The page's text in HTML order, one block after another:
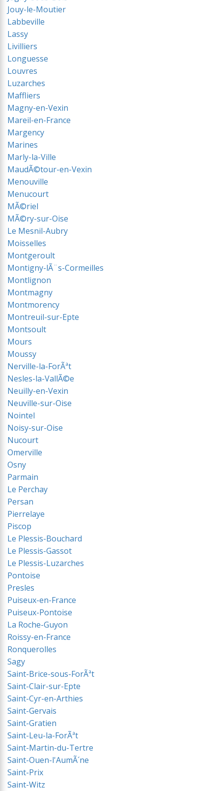
Jouy-le-Moutier
Labbeville
Lassy
Livilliers
Longuesse
Louvres
Luzarches
Maffliers
Magny-en-Vexin
Mareil-en-France
Margency
Marines
Marly-la-Ville
MaudÃ©tour-en-Vexin
Menouville
Menucourt
MÃ©riel
MÃ©ry-sur-Oise
Le Mesnil-Aubry
Moisselles
Montgeroult
Montigny-lÃ¨s-Cormeilles
Montlignon
Montmagny
Montmorency
Montreuil-sur-Epte
Montsoult
Mours
Moussy
Nerville-la-ForÃªt
Nesles-la-VallÃ©e
Neuilly-en-Vexin
Neuville-sur-Oise
Nointel
Noisy-sur-Oise
Nucourt
Omerville
Osny
Parmain
Le Perchay
Persan
Pierrelaye
Piscop
Le Plessis-Bouchard
Le Plessis-Gassot
Le Plessis-Luzarches
Pontoise
Presles
Puiseux-en-France
Puiseux-Pontoise
La Roche-Guyon
Roissy-en-France
Ronquerolles
Sagy
Saint-Brice-sous-ForÃªt
Saint-Clair-sur-Epte
Saint-Cyr-en-Arthies
Saint-Gervais
Saint-Gratien
Saint-Leu-la-ForÃªt
Saint-Martin-du-Tertre
Saint-Ouen-l'AumÃ´ne
Saint-Prix
Saint-Witz